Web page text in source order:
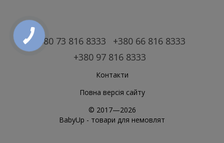
+380 73 816 8333
+380 66 816 8333
+380 97 816 8333
Контакти
Повна версія сайту
© 2017—2026
BabyUp - товари для немовлят